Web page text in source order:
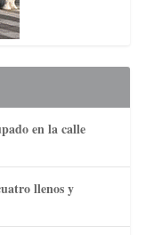
en la calle
llenos y